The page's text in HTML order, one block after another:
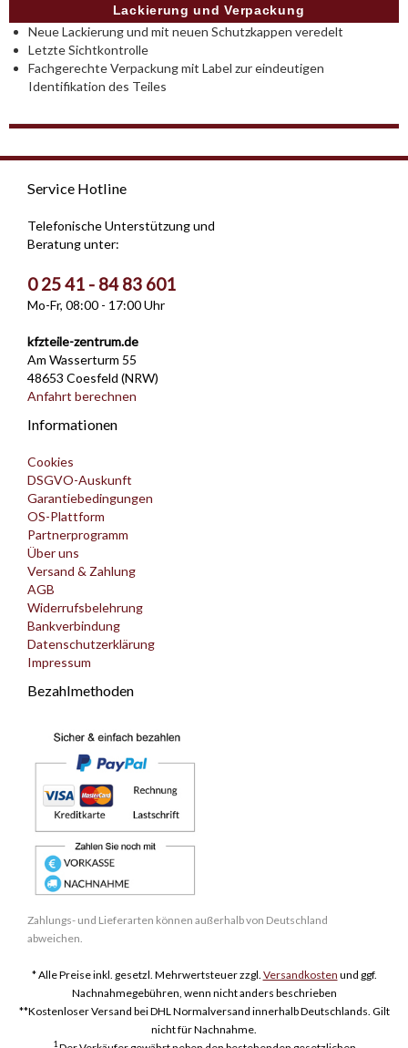
Lackierung und Verpackung
Neue Lackierung und mit neuen Schutzkappen veredelt
Letzte Sichtkontrolle
Fachgerechte Verpackung mit Label zur eindeutigen
Identifikation des Teiles
Service Hotline
Telefonische Unterstützung und
Beratung unter:
0 25 41 - 84 83 601
Mo-Fr, 08:00 - 17:00 Uhr
kfzteile-zentrum.de
Am Wasserturm 55
48653 Coesfeld (NRW)
Anfahrt berechnen
Informationen
Cookies
DSGVO-Auskunft
Garantiebedingungen
OS-Plattform
Partnerprogramm
Über uns
Versand & Zahlung
AGB
Widerrufsbelehrung
Bankverbindung
Datenschutzerklärung
Impressum
Bezahlmethoden
Zahlungs- und Lieferarten können außerhalb von Deutschland
abweichen.
* Alle Preise inkl. gesetzl. Mehrwertsteuer zzgl. Versandkosten und ggf.
Nachnahmegebühren, wenn nicht anders beschrieben
**Kostenloser Versand bei DHL Normalversand innerhalb Deutschlands. Gilt
nicht für Nachnahme.
1